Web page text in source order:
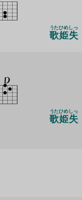
歌
うた
姫
ひめ
失
しっ
歌
うた
姫
ひめ
失
しっ